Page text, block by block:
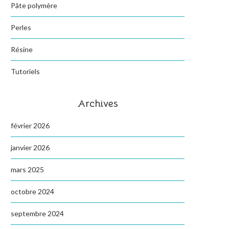
Pâte polymère
Perles
Résine
Tutoriels
Archives
février 2026
janvier 2026
mars 2025
octobre 2024
septembre 2024